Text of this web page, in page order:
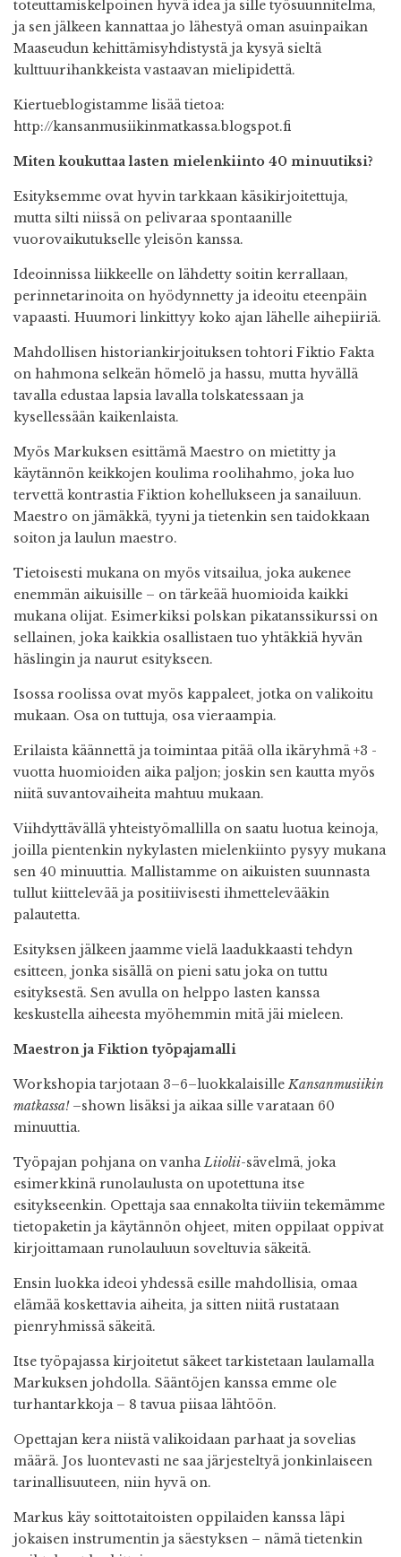
toteuttamiskelpoinen hyvä idea ja sille työsuunnitelma,
ja sen jälkeen kannattaa jo lähestyä oman asuinpaikan
Maaseudun kehittämisyhdistystä ja kysyä sieltä
kulttuurihankkeista vastaavan mielipidettä.
Kiertueblogistamme lisää tietoa:
http://kansanmusiikinmatkassa.blogspot.fi
Miten koukuttaa lasten mielenkiinto 40 minuutiksi?
Esityksemme ovat hyvin tarkkaan käsikirjoitettuja,
mutta silti niissä on pelivaraa spontaanille
vuorovaikutukselle yleisön kanssa.
Ideoinnissa liikkeelle on lähdetty soitin kerrallaan,
perinnetarinoita on hyödynnetty ja ideoitu eteenpäin
vapaasti. Huumori linkittyy koko ajan lähelle aihepiiriä.
Mahdollisen historiankirjoituksen tohtori Fiktio Fakta
on hahmona selkeän hömelö ja hassu, mutta hyvällä
tavalla edustaa lapsia lavalla tolskatessaan ja
kysellessään kaikenlaista.
Myös Markuksen esittämä Maestro on mietitty ja
käytännön keikkojen koulima roolihahmo, joka luo
tervettä kontrastia Fiktion kohellukseen ja sanailuun.
Maestro on jämäkkä, tyyni ja tietenkin sen taidokkaan
soiton ja laulun maestro.
Tietoisesti mukana on myös vitsailua, joka aukenee
enemmän aikuisille – on tärkeää huomioida kaikki
mukana olijat. Esimerkiksi polskan pikatanssikurssi on
sellainen, joka kaikkia osallistaen tuo yhtäkkiä hyvän
häslingin ja naurut esitykseen.
Isossa roolissa ovat myös kappaleet, jotka on valikoitu
mukaan. Osa on tuttuja, osa vieraampia.
Erilaista käännettä ja toimintaa pitää olla ikäryhmä +3 -
vuotta huomioiden aika paljon; joskin sen kautta myös
niitä suvantovaiheita mahtuu mukaan.
Viihdyttävällä yhteistyömallilla on saatu luotua keinoja,
joilla pientenkin nykylasten mielenkiinto pysyy mukana
sen 40 minuuttia. Mallistamme on aikuisten suunnasta
tullut kiittelevää ja positiivisesti ihmettelevääkin
palautetta.
Esityksen jälkeen jaamme vielä laadukkaasti tehdyn
esitteen, jonka sisällä on pieni satu joka on tuttu
esityksestä. Sen avulla on helppo lasten kanssa
keskustella aiheesta myöhemmin mitä jäi mieleen.
Maestron ja Fiktion työpajamalli
Workshopia tarjotaan 3–6–luokkalaisilleKansanmusiikin
matkassa!–shown lisäksi ja aikaa sille varataan 60
minuuttia.
Työpajan pohjana on vanhaLiiolii-sävelmä, joka
esimerkkinä runolaulusta on upotettuna itse
esitykseenkin. Opettaja saa ennakolta tiiviin tekemämme
tietopaketin ja käytännön ohjeet, miten oppilaat oppivat
kirjoittamaan runolauluun soveltuvia säkeitä.
Ensin luokka ideoi yhdessä esille mahdollisia, omaa
elämää koskettavia aiheita, ja sitten niitä rustataan
pienryhmissä säkeitä.
Itse työpajassa kirjoitetut säkeet tarkistetaan laulamalla
Markuksen johdolla. Sääntöjen kanssa emme ole
turhantarkkoja – 8 tavua piisaa lähtöön.
Opettajan kera niistä valikoidaan parhaat ja sovelias
määrä. Jos luontevasti ne saa järjesteltyä jonkinlaiseen
tarinallisuuteen, niin hyvä on.
Markus käy soittotaitoisten oppilaiden kanssa läpi
jokaisen instrumentin ja säestyksen – nämä tietenkin